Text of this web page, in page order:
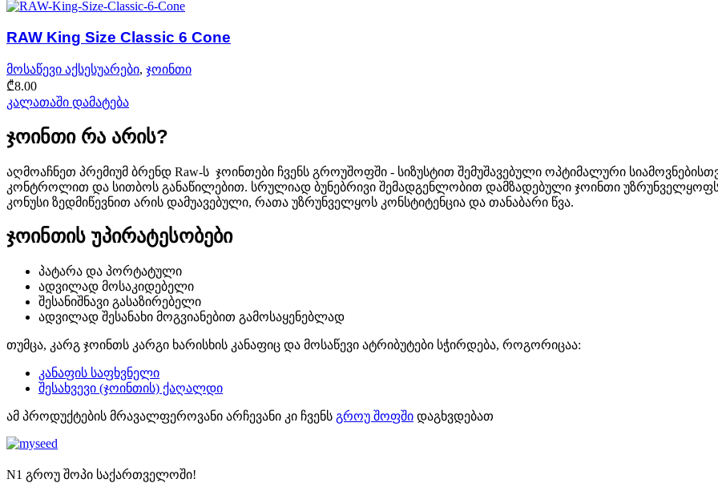
RAW King Size Classic 6 Cone
მოსაწევი აქსესუარები, ჯოინთი
₾8.00
კალათაში დამატება
ჯოინთი რა არის?
აღმოაჩნეთ პრემიუმ ბრენდ Raw-ს ჯოინთები ჩვენს გროუშოფში - სიზუსტით შემუშავებული ოპტიმალური
კონტროლით და სითბოს განაწილებით. სრულიად ბუნებრივი შემადგენლობით დამზადებული ჯოინთი
კონუსი ზედმიწევნით არის დამუავებული, რათა უზრუნველყოს კონსტიტენცია და თანაბარი წვა.
ჯოინთის უპირატესობები
პატარა და პორტატული
ადვილად მოსაკიდებელი
შესანიშნავი გასაზირებელი
ადვილად შესანახი მოგვიანებით გამოსაყენებლად
თუმცა, კარგ ჯოინთს კარგი ხარისხის კანაფიც და მოსაწევი ატრიბუტები სჭირდება, როგორიცაა:
კანაფის საფხვნელი
შესახვევი (ჯოინთის) ქაღალდი
ამ პროდუქტების მრავალფეროვანი არჩევანი კი ჩვენს გროუ შოფში დაგხვდებათ
N1 გროუ შოპი საქართველოში!